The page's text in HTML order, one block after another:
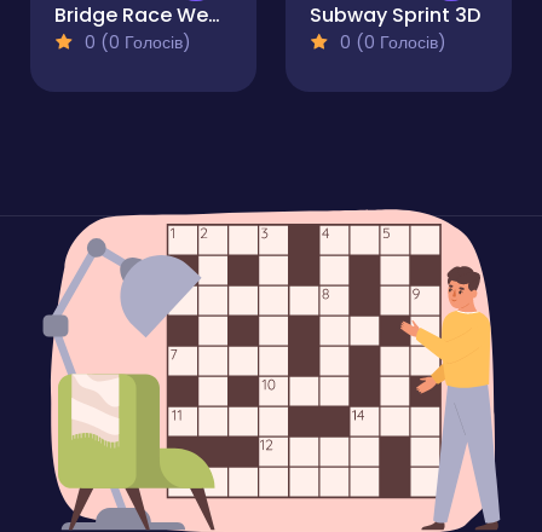
Bridge Race Wedding Master
0 (0 Голосів)
Subway Sprint 3D
0 (0 Голосів)